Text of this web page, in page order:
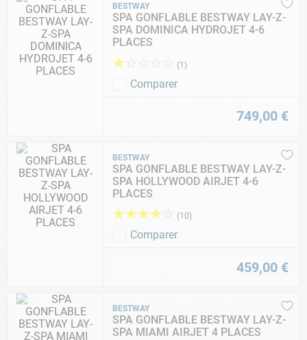
BESTWAY
SPA GONFLABLE BESTWAY LAY-Z-
SPA DOMINICA HYDROJET 4-6
PLACES
★ (1 )
Comparer
749,00 €
BESTWAY
SPA GONFLABLE BESTWAY LAY-Z-
SPA HOLLYWOOD AIRJET 4-6
PLACES
★★★★ (10)
Comparer
459,00 €
BESTWAY
SPA GONFLABLE BESTWAY LAY-Z-
SPA MIAMI AIRJET 4 PLACES